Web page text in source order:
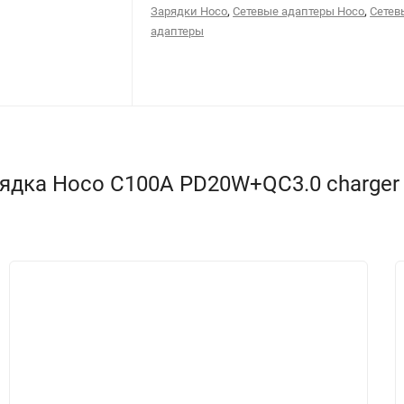
Зарядки Hoco,Сетевые адаптеры Hoco,
адаптеры
Hoco C100A PD20W+QC3.0